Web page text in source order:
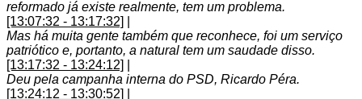
reformado já existe realmente, tem um problema.
[13:07:32 - 13:17:32]
Mas há muita gente também que reconhece, foi um serviço
patriótico e, portanto, a natural tem um saudade disso.
[13:17:32 - 13:24:12]
Deu pela campanha interna do PSD, Ricardo Péra.
[13:24:12 - 13:30:52]